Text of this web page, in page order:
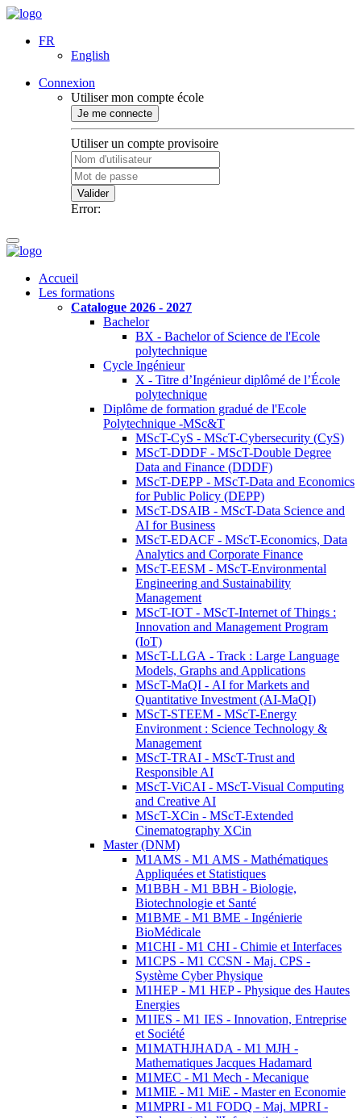
FR
English
Connexion
Utiliser mon compte école
Je me connecte
Utiliser un compte provisoire
Valider
Error:
Accueil
Les formations
Catalogue 2026 - 2027
Bachelor
BX - Bachelor of Science de l'Ecole
polytechnique
Cycle Ingénieur
X - Titre d’Ingénieur diplômé de l’École
polytechnique
Diplôme de formation gradué de l'Ecole
Polytechnique -MSc&T
MScT-CyS - MScT-Cybersecurity (CyS)
MScT-DDDF - MScT-Double Degree
Data and Finance (DDDF)
MScT-DEPP - MScT-Data and Economics
for Public Policy (DEPP)
MScT-DSAIB - MScT-Data Science and
AI for Business
MScT-EDACF - MScT-Economics, Data
Analytics and Corporate Finance
MScT-EESM - MScT-Environmental
Engineering and Sustainability
Management
MScT-IOT - MScT-Internet of Things :
Innovation and Management Program
(IoT)
MScT-LLGA - Track : Large Language
Models, Graphs and Applications
MScT-MaQI - AI for Markets and
Quantitative Investment (AI-MaQI)
MScT-STEEM - MScT-Energy
Environment : Science Technology &
Management
MScT-TRAI - MScT-Trust and
Responsible AI
MScT-ViCAI - MScT-Visual Computing
and Creative AI
MScT-XCin - MScT-Extended
Cinematography XCin
Master (DNM)
M1AMS - M1 AMS - Mathématiques
Appliquées et Statistiques
M1BBH - M1 BBH - Biologie,
Biotechnologie et Santé
M1BME - M1 BME - Ingénierie
BioMédicale
M1CHI - M1 CHI - Chimie et Interfaces
M1CPS - M1 CCSN - Maj. CPS -
Système Cyber Physique
M1HEP - M1 HEP - Physique des Hautes
Energies
M1IES - M1 IES - Innovation, Entreprise
et Société
M1MATHJHADA - M1 MJH -
Mathematiques Jacques Hadamard
M1MEC - M1 Mech - Mecanique
M1MIE - M1 MiE - Master en Economie
M1MPRI - M1 FODQ - Maj. MPRI -